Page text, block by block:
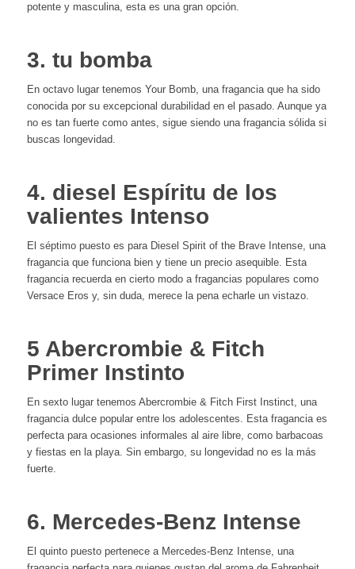
potente y masculina, esta es una gran opción.
3. tu bomba
En octavo lugar tenemos Your Bomb, una fragancia que ha sido
conocida por su excepcional durabilidad en el pasado. Aunque ya
no es tan fuerte como antes, sigue siendo una fragancia sólida si
buscas longevidad.
4. diesel Espíritu de los
valientes Intenso
El séptimo puesto es para Diesel Spirit of the Brave Intense, una
fragancia que funciona bien y tiene un precio asequible. Esta
fragancia recuerda en cierto modo a fragancias populares como
Versace Eros y, sin duda, merece la pena echarle un vistazo.
5 Abercrombie & Fitch
Primer Instinto
En sexto lugar tenemos Abercrombie & Fitch First Instinct, una
fragancia dulce popular entre los adolescentes. Esta fragancia es
perfecta para ocasiones informales al aire libre, como barbacoas
y fiestas en la playa. Sin embargo, su longevidad no es la más
fuerte.
6. Mercedes-Benz Intense
El quinto puesto pertenece a Mercedes-Benz Intense, una